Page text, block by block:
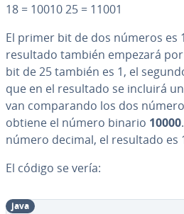
18 = 10010 25 = 11001
El primer bit de dos números es
resultado también empezará
bit de 25 también es 1, el
que en el resultado se incluirá
van co­m­pa­ra­n­do los dos
obtiene el número binario 10000
número decimal, el resultado es
El código se vería:
java